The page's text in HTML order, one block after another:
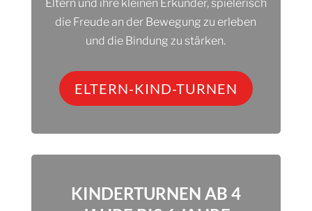
Eltern und ihre kleinen Erkunder, spielerisch
die Freude an der Bewegung zu erleben
und die Bindung zu stärken.
ELTERN-KIND-TURNEN
KINDERTURNEN AB 4